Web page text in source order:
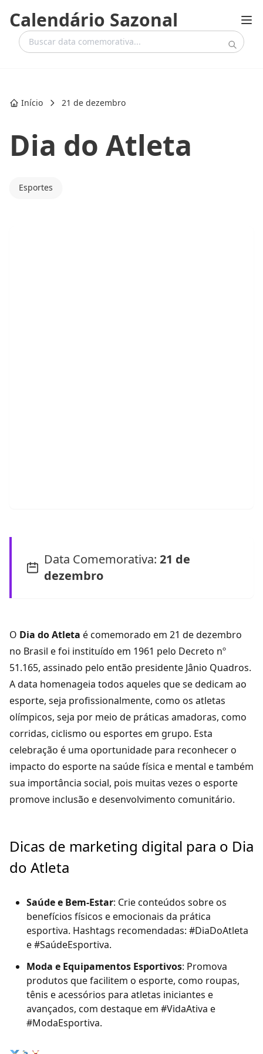
Calendário Sazonal
Início 21 de dezembro
Dia do Atleta
Esportes
Data Comemorativa: 21 de
dezembro
O Dia do Atleta é comemorado em 21 de dezembro
no Brasil e foi instituído em 1961 pelo Decreto nº
51.165, assinado pelo então presidente Jânio Quadros.
A data homenageia todos aqueles que se dedicam ao
esporte, seja profissionalmente, como os atletas
olímpicos, seja por meio de práticas amadoras, como
corridas, ciclismo ou esportes em grupo. Esta
celebração é uma oportunidade para reconhecer o
impacto do esporte na saúde física e mental e também
sua importância social, pois muitas vezes o esporte
promove inclusão e desenvolvimento comunitário.
Dicas de marketing digital para o Dia
do Atleta
Saúde e Bem-Estar: Crie conteúdos sobre os
benefícios físicos e emocionais da prática
esportiva. Hashtags recomendadas: #DiaDoAtleta
e #SaúdeEsportiva.
Moda e Equipamentos Esportivos: Promova
produtos que facilitem o esporte, como roupas,
tênis e acessórios para atletas iniciantes e
avançados, com destaque em #VidaAtiva e
#ModaEsportiva.